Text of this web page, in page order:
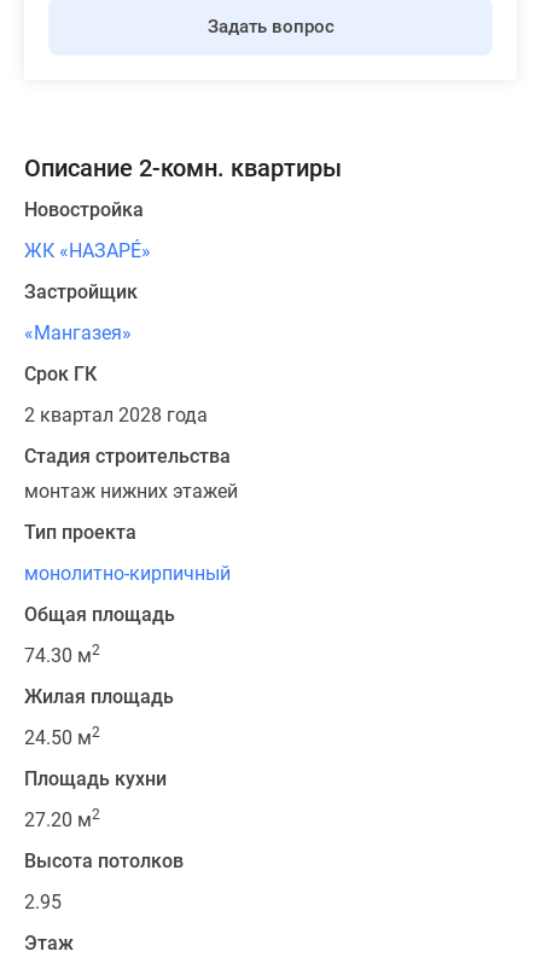
Задать вопрос
Описание 2-комн. квартиры
Новостройка
ЖК «НАЗАРÉ»
Застройщик
«Мангазея»
Срок ГК
2 квартал 2028 года
Стадия строительства
монтаж нижних этажей
Тип проекта
монолитно-кирпичный
Общая площадь
74.30 м2
Жилая площадь
24.50 м2
Площадь кухни
27.20 м2
Высота потолков
2.95
Этаж